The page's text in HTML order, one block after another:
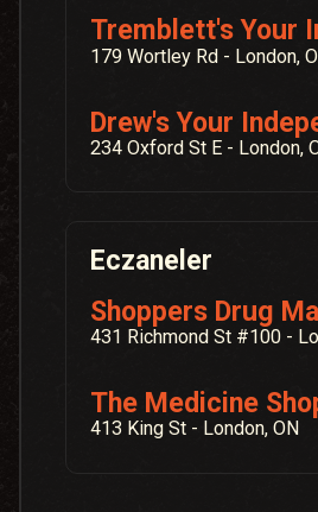
Tremblett's Your
179 Wortley Rd - London,
Drew's Your
234 Oxford St E - London,
Eczaneler
Shoppers Drug
431 Richmond St #100 -
The Medicine
413 King St - London, ON